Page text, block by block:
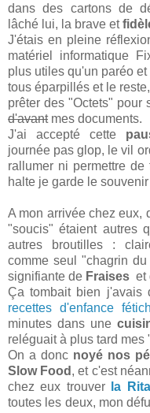
dans des cartons de
lâché lui, la brave et
J'étais en pleine
matériel informatique
plus utiles qu'un paréo
tous éparpillés et le
prêter des "Octets" pour
d'avantmes documents.
J'ai accepté cette
journée pas glop, le vil
rallumer ni permettre
halte je garde le
A mon arrivée chez eux,
"soucis" étaient autres
autres broutilles :
comme seul "chagrin
signifiante de Fraises et
Ça tombait bien j'avais
recettes d'enfance
minutes dans une
reléguait à plus tard
On a donc noyé nos
Slow Food , et c'est
chez eux trouver
la Rita
toutes les deux, mon